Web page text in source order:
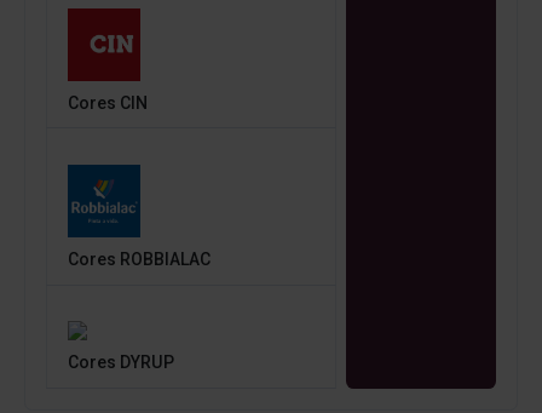
Cores CIN
Cores ROBBIALAC
Cores DYRUP